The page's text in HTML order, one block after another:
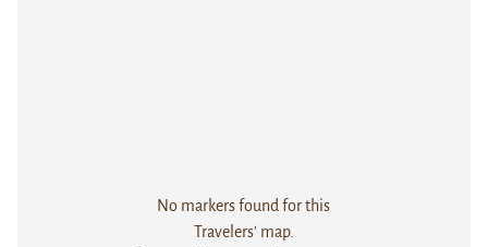
No markers found for this
Travelers' map.